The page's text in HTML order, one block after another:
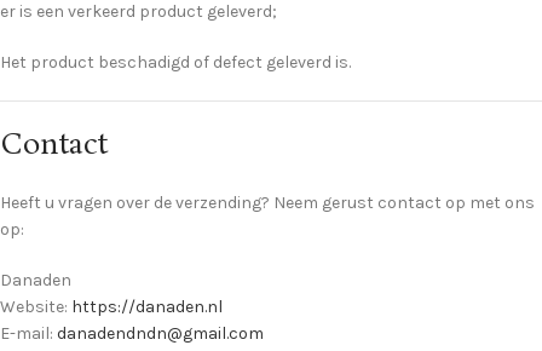
er is een verkeerd product geleverd;
Het product beschadigd of defect geleverd is.
Contact
Heeft u vragen over de verzending? Neem gerust contact op met ons
op:
Danaden
Website: https://danaden.nl
E-mail: danadendndn@gmail.com